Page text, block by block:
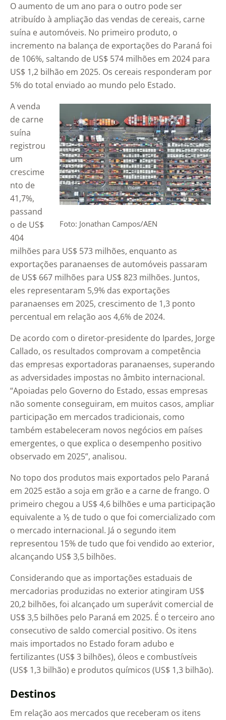
O aumento de um ano para o outro pode ser
atribuído à ampliação das vendas de cereais, carne
suína e automóveis. No primeiro produto, o
incremento na balança de exportações do Paraná foi
de 106%, saltando de US$ 574 milhões em 2024 para
US$ 1,2 bilhão em 2025. Os cereais responderam por
5% do total enviado ao mundo pelo Estado.
Foto: Jonathan Campos/AEN
A venda
de carne
suína
registrou
um
crescime
nto de
41,7%,
passand
o de US$
404
milhões para US$ 573 milhões, enquanto as
exportações paranaenses de automóveis passaram
de US$ 667 milhões para US$ 823 milhões. Juntos,
eles representaram 5,9% das exportações
paranaenses em 2025, crescimento de 1,3 ponto
percentual em relação aos 4,6% de 2024.
De acordo com o diretor-presidente do Ipardes, Jorge
Callado, os resultados comprovam a competência
das empresas exportadoras paranaenses, superando
as adversidades impostas no âmbito internacional.
“Apoiadas pelo Governo do Estado, essas empresas
não somente conseguiram, em muitos casos, ampliar
participação em mercados tradicionais, como
também estabeleceram novos negócios em países
emergentes, o que explica o desempenho positivo
observado em 2025”, analisou.
No topo dos produtos mais exportados pelo Paraná
em 2025 estão a soja em grão e a carne de frango. O
primeiro chegou a US$ 4,6 bilhões e uma participação
equivalente a ⅕ de tudo o que foi comercializado com
o mercado internacional. Já o segundo item
representou 15% de tudo que foi vendido ao exterior,
alcançando US$ 3,5 bilhões.
Considerando que as importações estaduais de
mercadorias produzidas no exterior atingiram US$
20,2 bilhões, foi alcançado um superávit comercial de
US$ 3,5 bilhões pelo Paraná em 2025. É o terceiro ano
consecutivo de saldo comercial positivo. Os itens
mais importados no Estado foram adubo e
fertilizantes (US$ 3 bilhões), óleos e combustíveis
(US$ 1,3 bilhão) e produtos químicos (US$ 1,3 bilhão).
Destinos
Em relação aos mercados que receberam os itens